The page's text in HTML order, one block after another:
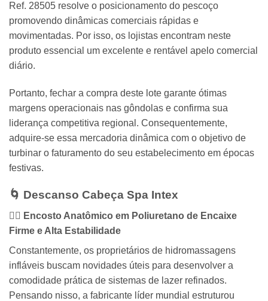
Ref. 28505 resolve o posicionamento do pescoço
promovendo dinâmicas comerciais rápidas e
movimentadas. Por isso, os lojistas encontram neste
produto essencial um excelente e rentável apelo comercial
diário.
Portanto, fechar a compra deste lote garante ótimas
margens operacionais nas gôndolas e confirma sua
liderança competitiva regional. Consequentemente,
adquire-se essa mercadoria dinâmica com o objetivo de
turbinar o faturamento do seu estabelecimento em épocas
festivas.
🌀 Descanso Cabeça Spa Intex
🧘‍♂️ Encosto Anatômico em Poliuretano de Encaixe
Firme e Alta Estabilidade
Constantemente, os proprietários de hidromassagens
infláveis buscam novidades úteis para desenvolver a
comodidade prática de sistemas de lazer refinados.
Pensando nisso, a fabricante líder mundial estruturou